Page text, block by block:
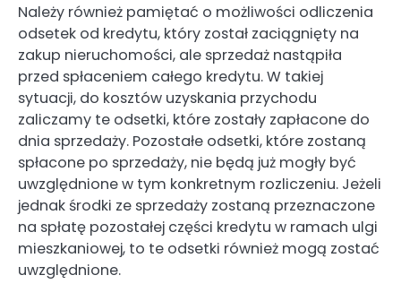
Należy również pamiętać o możliwości odliczenia
odsetek od kredytu, który został zaciągnięty na
zakup nieruchomości, ale sprzedaż nastąpiła
przed spłaceniem całego kredytu. W takiej
sytuacji, do kosztów uzyskania przychodu
zaliczamy te odsetki, które zostały zapłacone do
dnia sprzedaży. Pozostałe odsetki, które zostaną
spłacone po sprzedaży, nie będą już mogły być
uwzględnione w tym konkretnym rozliczeniu. Jeżeli
jednak środki ze sprzedaży zostaną przeznaczone
na spłatę pozostałej części kredytu w ramach ulgi
mieszkaniowej, to te odsetki również mogą zostać
uwzględnione.